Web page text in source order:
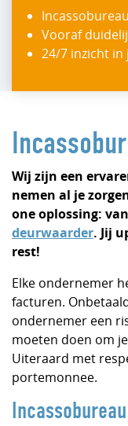
Vooraf
24/7 inzicht in
Wij zijn een
nemen al je
one oplossing:
deurwaarder. Jij
rest!
Elke ondernemer
facturen.
ondernemer een
moeten doen om
Uiteraard met
portemonnee.